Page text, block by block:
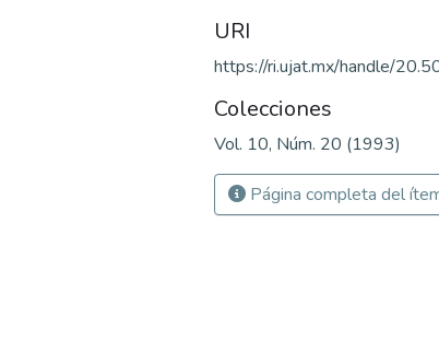
URI
https://ri.ujat.mx/handle/
Colecciones
Vol. 10, Núm. 20 (1993)
Página completa del